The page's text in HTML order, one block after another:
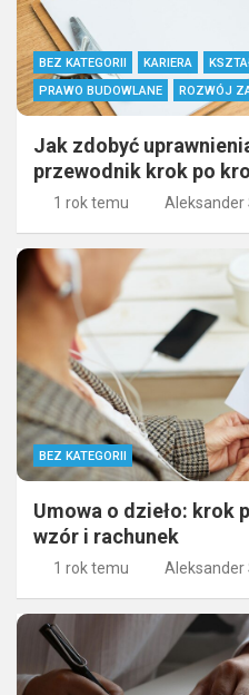
BEZ KATEGORII KARIERA
PRAWO BUDOWLANE
ROZWÓJ
Jak zdobyć
przewodnik krok po
1 rok temu Aleksander
BEZ KATEGORII
Umowa o dzieło: krok
wzór i rachunek
1 rok temu Aleksander